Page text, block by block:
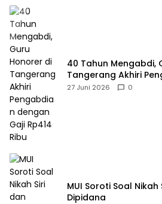
40 Tahun Mengabdi,
Tangerang Akhiri
Rp414 Ribu
27 Juni 2026 0
MUI Soroti Soal
Dipidana